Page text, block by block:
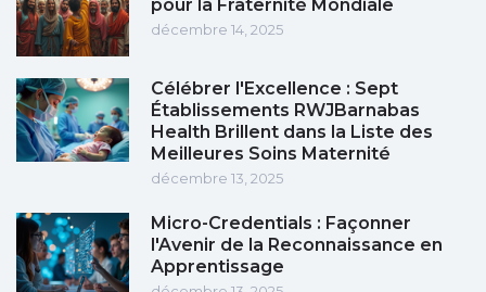
pour la Fraternité Mondiale
décembre 14, 2025
Célébrer l'Excellence : Sept
Établissements RWJBarnabas
Health Brillent dans la Liste des
Meilleures Soins Maternité
décembre 13, 2025
Micro-Credentials : Façonner
l'Avenir de la Reconnaissance en
Apprentissage